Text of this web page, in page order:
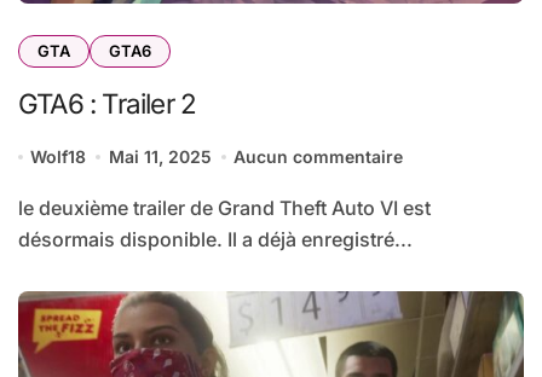
GTA GTA6
GTA6 : Trailer 2
Wolf18 Mai 11, 2025 Aucun commentaire
le deuxième trailer de Grand Theft Auto VI est
désormais disponible. Il a déjà enregistré...